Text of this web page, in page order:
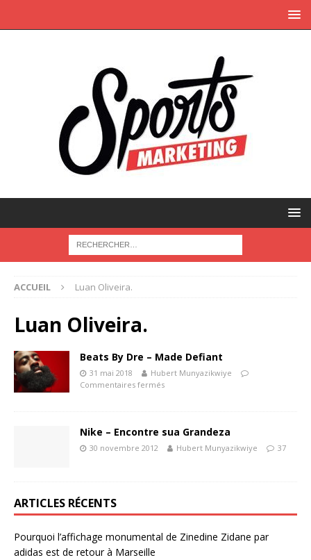
ACCUEIL Luan Oliveira.
Luan Oliveira.
Beats By Dre – Made Defiant
31 mai 2018
Hubert Munyazikwiye
Commentaires fermés
Nike – Encontre sua Grandeza
30 novembre 2012 Hubert Munyazikwiye 37
ARTICLES RÉCENTS
Pourquoi l’affichage monumental de Zinedine Zidane par
adidas est de retour à Marseille